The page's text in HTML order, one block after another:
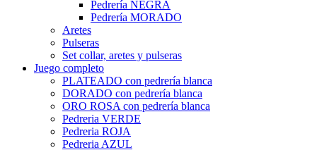
Pedrería NEGRA
Pedrería MORADO
Aretes
Pulseras
Set collar, aretes y pulseras
Juego completo
PLATEADO con pedrería blanca
DORADO con pedrería blanca
ORO ROSA con pedrería blanca
Pedreria VERDE
Pedreria ROJA
Pedreria AZUL